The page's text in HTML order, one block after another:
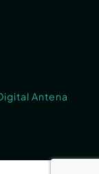
Antena